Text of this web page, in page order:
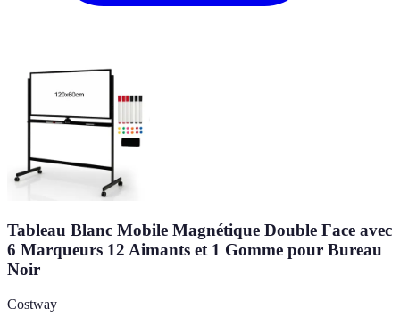
Tableau Blanc Mobile Magnétique Double Face avec
6 Marqueurs 12 Aimants et 1 Gomme pour Bureau
Noir
Costway